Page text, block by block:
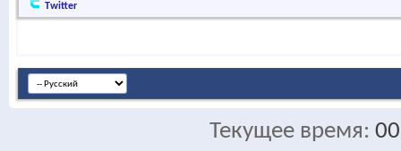
Twitter
Текущее время: